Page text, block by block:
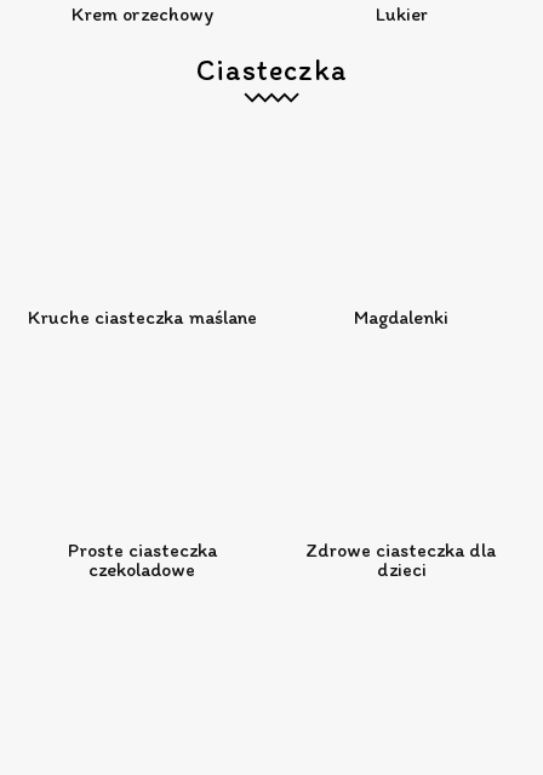
Krem orzechowy Lukier
Ciasteczka
Kruche ciasteczka maślane Magdalenki
Proste ciasteczka
czekoladowe
Zdrowe ciasteczka dla
dzieci